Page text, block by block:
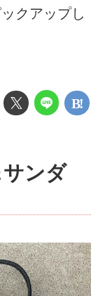
クアップし
ンダ